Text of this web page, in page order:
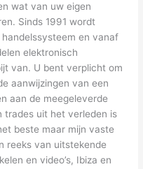
wat van uw eigen
Sinds 1991 wordt
en vanaf
elektronisch
van. U bent verplicht om
aanwijzingen van een
aan de meegeleverde
trades uit het verleden is
beste maar mijn vaste
reeks van uitstekende
en video’s, Ibiza en